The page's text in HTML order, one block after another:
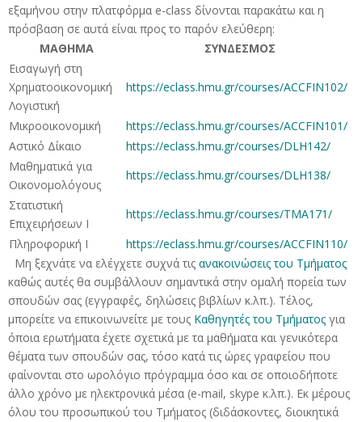
εξαμήνου στην πλατφόρμα e-class δίνονται παρακάτω και η
πρόσβαση σε αυτά είναι προς το παρόν ελεύθερη:
ΜΑΘΗΜΑ
ΣΥΝΔΕΣΜΟΣ
Εισαγωγή στη
Χρηματοοικονομική
Λογιστική
https://eclass.hmu.gr/courses/ACCFIN102/
Μικροοικονομική
https://eclass.hmu.gr/courses/ACCFIN101/
Αστικό Δίκαιο
https://eclass.hmu.gr/courses/DLH142/
Μαθηματικά για
Οικονομολόγους
https://eclass.hmu.gr/courses/DLH138/
Στατιστική
Επιχειρήσεων Ι
https://eclass.hmu.gr/courses/TMA171/
Πληροφορική Ι
https://eclass.hmu.gr/courses/ACCFIN110/
Μη ξεχνάτε να ελέγχετε συχνά τις ανακοινώσεις του Τμήματος
καθώς αυτές θα συμβάλλουν σημαντικά στην ομαλή πορεία των
σπουδών σας (εγγραφές, δηλώσεις βιβλίων κ.λπ.). Τέλος,
μπορείτε να επικοινωνείτε με τους Καθηγητές του Τμήματος για
όποια ερωτήματα έχετε σχετικά με τα μαθήματα και γενικότερα
θέματα των σπουδών σας, τόσο κατά τις ώρες γραφείου που
φαίνονται στο ωρολόγιο πρόγραμμα όσο και σε οποιοδήποτε
άλλο χρόνο με ηλεκτρονικά μέσα (e-mail, skype κ.λπ.). Εκ μέρους
όλου του προσωπικού του Τμήματος (διδάσκοντες, διοικητικά